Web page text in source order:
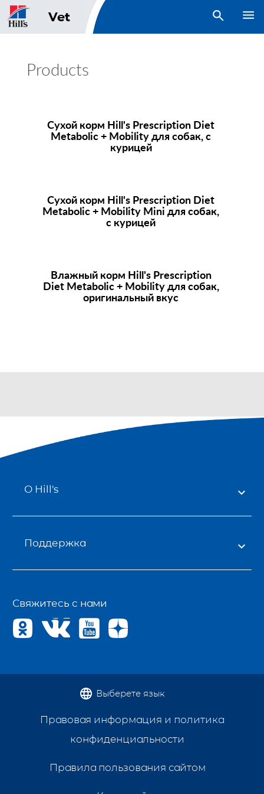
Vet open search
Products
Сухой корм Hill's Prescription Diet
Metabolic + Mobility для собак, с
курицей
Сухой корм Hill's Prescription Diet
Metabolic + Mobility Mini для собак,
с курицей
Влажный корм Hill's Prescription
DietMetabolic + Mobility для собак,
оригинальный вкус
Свяжитесь с нами
О Hill's
Поддержка
Правовая информация и политика
конфиденциальности
Правила пользования сайтом
Выберете язык